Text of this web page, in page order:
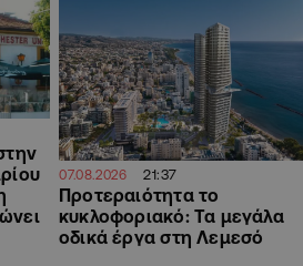
07.08.2026 21:37
Προτεραιότητα το
κυκλοφοριακό: Τα μεγάλα
οδικά έργα στη Λεμεσό